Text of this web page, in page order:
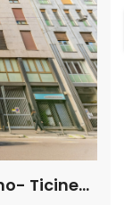
Ufficio – Studio in Affitto, Milano- Ticinese-via Molino delle Armi,7 (Rif. IFM180)